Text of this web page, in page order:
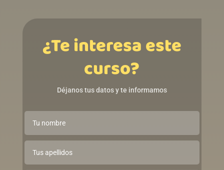
¿Te interesa este
curso?
Déjanos tus datos y te informamos